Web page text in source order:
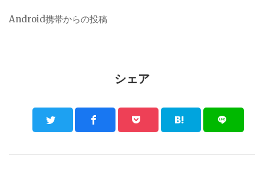
Android携帯からの投稿
シェア